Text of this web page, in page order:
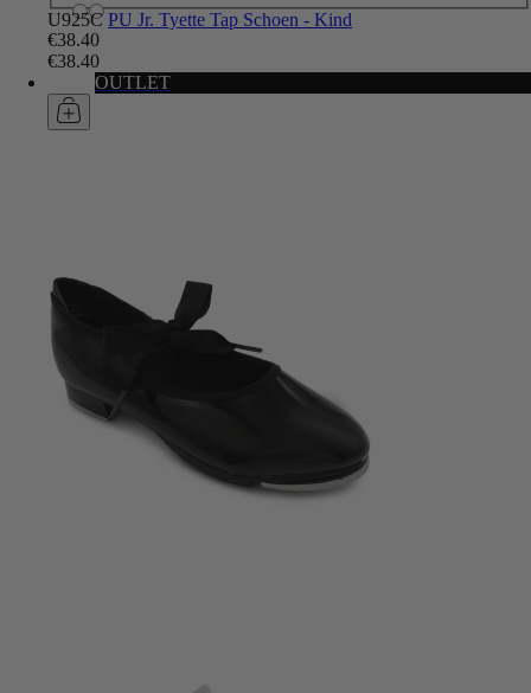
U925C PU Jr. Tyette Tap Schoen - Kind
€38.40
€38.40
OUTLET